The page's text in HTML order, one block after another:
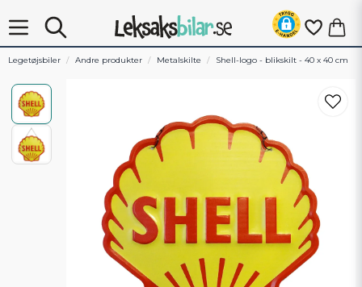
Legetøjsbiler Andre produkter Metalskilte Shell-logo - blikskilt - 40 x 40 cm